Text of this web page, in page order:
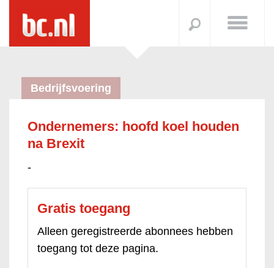
Bedrijfsvoering
Ondernemers: hoofd koel houden
na Brexit
-
Gratis toegang
Alleen geregistreerde abonnees hebben
toegang tot deze pagina.